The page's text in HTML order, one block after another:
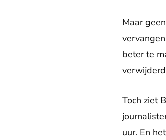
Maar
beter te
Toch ziet
uur. En